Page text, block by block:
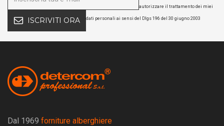
ISCRIVITI ORA
autorizzare il trattamento dei miei
dati personali ai sensi del Dlgs 196 del 30 giugno 2003
Dal 1969 forniture alberghiere